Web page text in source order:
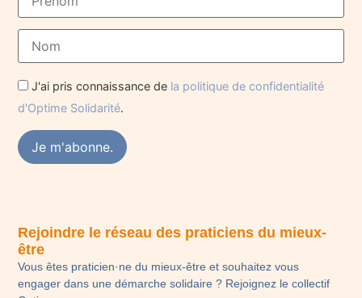
Rejoindre le réseau des praticiens du mieux-
être
Vous êtes praticien·ne du mieux-être et souhaitez vous
engager dans une démarche solidaire ? Rejoignez le collectif
J'ai pris connaissance de la politique de confidentialité
d'Optime Solidarité.